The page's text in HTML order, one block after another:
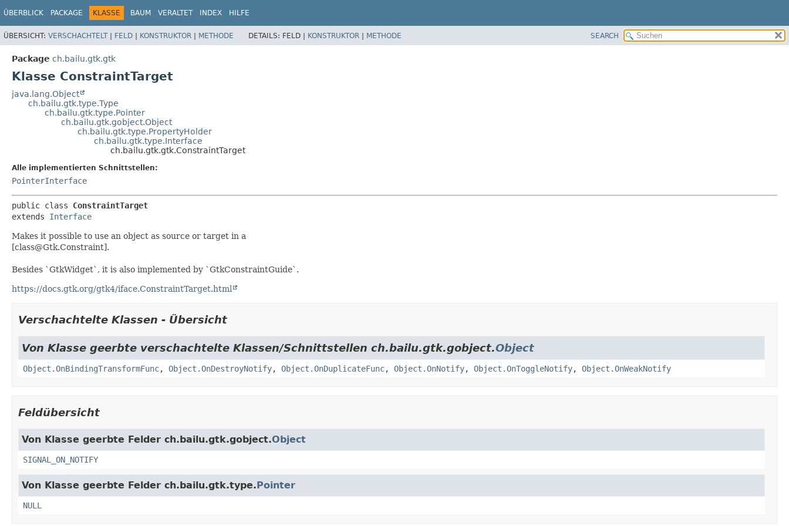
ÜBERBLICK PACKAGE KLASSE BAUM VERALTET INDEX HILFE
ÜBERSICHT: VERSCHACHTELT| FELD | KONSTRUKTOR | METHODE DETAILS: FELD | KONSTRUKTOR | METHODE SEARCH
Package ch.bailu.gtk.gtk
Klasse ConstraintTarget
java.lang.Object
ch.bailu.gtk.type.Type
ch.bailu.gtk.type.Pointer
ch.bailu.gtk.gobject.Object
ch.bailu.gtk.type.PropertyHolder
ch.bailu.gtk.type.Interface
ch.bailu.gtk.gtk.ConstraintTarget
Alle implementierten Schnittstellen:
PointerInterface
public class ConstraintTarget
extends Interface
Makes it possible to use an object as source or target in a
[class@Gtk.Constraint].
Besides `GtkWidget`, it is also implemented by `GtkConstraintGuide`.
https://docs.gtk.org/gtk4/iface.ConstraintTarget.html
Verschachtelte Klassen - Übersicht
Von Klasse geerbte verschachtelte Klassen/Schnittstellen ch.bailu.gtk.gobject.Object
Object.OnBindingTransformFunc, Object.OnDestroyNotify, Object.OnDuplicateFunc, Object.OnNotify, Object.OnToggleNotify, Object.OnWeakNotify
Feldübersicht
Von Klasse geerbte Felder ch.bailu.gtk.gobject.Object
SIGNAL_ON_NOTIFY
Von Klasse geerbte Felder ch.bailu.gtk.type.Pointer
NULL